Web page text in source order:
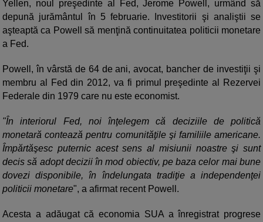
Yellen, noul preşedinte al Fed, Jerome Powell, urmând să
depună jurământul în 5 februarie. Investitorii şi analiştii se
aşteaptă ca Powell să menţină continuitatea politicii monetare
a Fed.
Powell, în vârstă de 64 de ani, avocat, bancher de investiţii şi
membru al Fed din 2012, va fi primul preşedinte al Rezervei
Federale din 1979 care nu este economist.
"În interiorul Fed, noi înţelegem că deciziile de politică
monetară contează pentru comunităţile şi familiile americane.
Împărtăşesc puternic acest sens al misiunii noastre şi sunt
decis să adopt decizii în mod obiectiv, pe baza celor mai bune
dovezi disponibile, în îndelungata tradiţie a independenţei
politicii monetare", a afirmat recent Powell.
Acesta a adăugat că economia SUA a înregistrat progrese